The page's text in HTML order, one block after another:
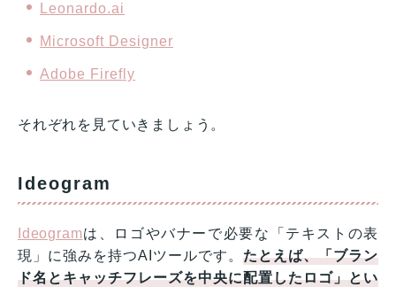
Leonardo.ai
Microsoft Designer
Adobe Firefly
それぞれを見ていきましょう。
Ideogram
Ideogramは、ロゴやバナーで必要な「テキストの表
現」に強みを持つAIツールです。たとえば、「ブラン
ド名とキャッチフレーズを中央に配置したロゴ」とい